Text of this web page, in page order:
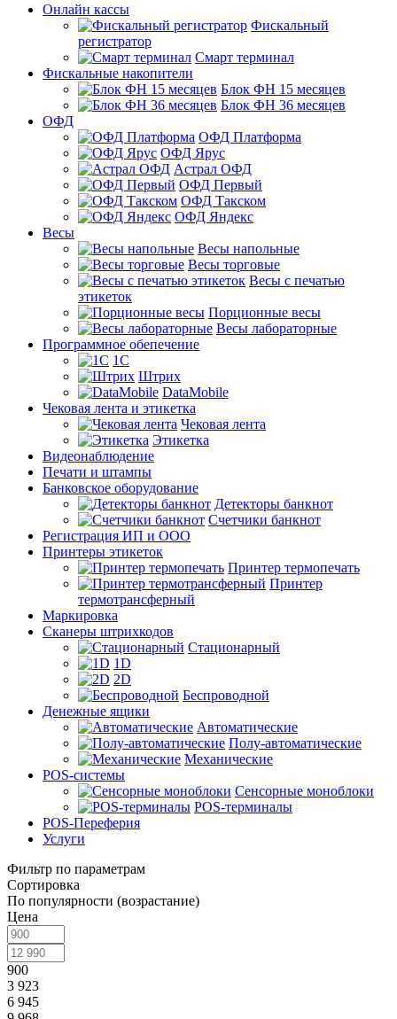
Онлайн кассы
Фискальный
регистратор
Смарт терминал
Фискальные накопители
Блок ФН 15 месяцев
Блок ФН 36 месяцев
ОФД
ОФД Платформа
ОФД Ярус
Астрал ОФД
ОФД Первый
ОФД Такском
ОФД Яндекс
Весы
Весы напольные
Весы торговые
Весы с печатью
этикеток
Порционные весы
Весы лабораторные
Программное обепечение
1С
Штрих
DataMobile
Чековая лента и этикетка
Чековая лента
Этикетка
Видеонаблюдение
Печати и штампы
Банковское оборудование
Детекторы банкнот
Счетчики банкнот
Регистрация ИП и ООО
Принтеры этикеток
Принтер термопечать
Принтер
термотрансферный
Маркировка
Сканеры штрихкодов
Стационарный
1D
2D
Беспроводной
Денежные ящики
Автоматические
Полу-автоматические
Механические
POS-системы
Сенсорные моноблоки
POS-терминалы
POS-Переферия
Услуги
Фильтр по параметрам
Сортировка
По популярности (возрастание)
Цена
900
3 923
6 945